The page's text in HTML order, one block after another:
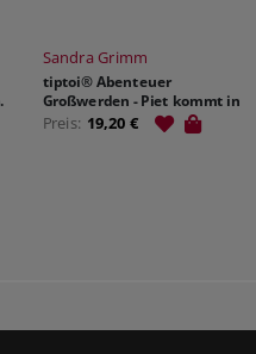
Sandra Grimm
tiptoi® Abenteuer
Großwerden - Piet kommt in
den Kindergarten
Preis: 19,20 €